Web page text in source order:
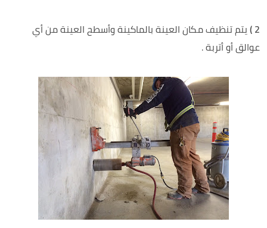
2 ) يتم تنظيف مكان العينة بالماكينة وأسطح العينة من أي
عوالق أو أتربة .